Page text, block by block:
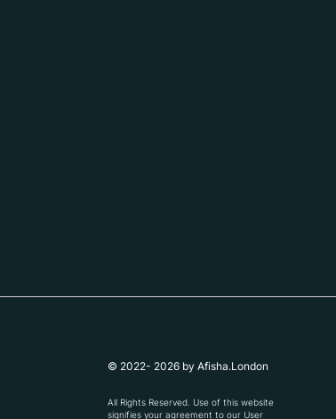
© 2022- 2026 by Afisha.London
All Rights Reserved. Use of this website
signifies your agreement to our User